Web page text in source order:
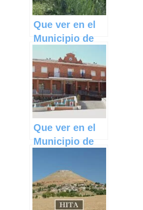
Que ver en el
Municipio de
Chumillas en
Castilla La
Mancha
Que ver en el
Municipio de
Castilla La
Mancha